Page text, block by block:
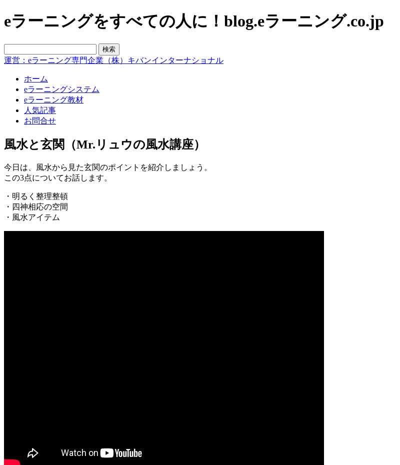
eラーニングをすべての人に！blog.eラーニング.co.jp
運営：eラーニング専門企業（株）キバンインターナショナル
ホーム
eラーニングシステム
eラーニング教材
人気記事
お問合せ
風水と玄関（Mr.リュウの風水講座）
今日は、風水から見た玄関のポイントを紹介しましょう。
この3点についてお話します。
・明るく整理整頓
・四神相応の空間
・風水アイテム